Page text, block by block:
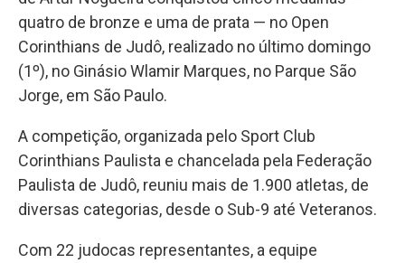
quatro de bronze e uma de prata — no Open
Corinthians de Judô, realizado no último domingo
(1º), no Ginásio Wlamir Marques, no Parque São
Jorge, em São Paulo.
A competição, organizada pelo Sport Club
Corinthians Paulista e chancelada pela Federação
Paulista de Judô, reuniu mais de 1.900 atletas, de
diversas categorias, desde o Sub-9 até Veteranos.
Com 22 judocas representantes, a equipe